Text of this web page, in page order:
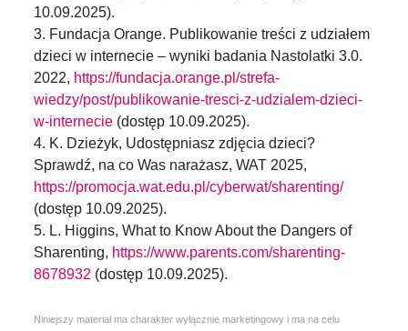
10.09.2025).
3. Fundacja Orange. Publikowanie treści z udziałem
dzieci w internecie – wyniki badania Nastolatki 3.0.
2022, https://fundacja.orange.pl/strefa-
wiedzy/post/publikowanie-tresci-z-udzialem-dzieci-
w-internecie (dostęp 10.09.2025).
4. K. Dzieżyk, Udostępniasz zdjęcia dzieci?
Sprawdź, na co Was narażasz, WAT 2025,
https://promocja.wat.edu.pl/cyberwat/sharenting/
(dostęp 10.09.2025).
5. L. Higgins, What to Know About the Dangers of
Sharenting, https://www.parents.com/sharenting-
8678932 (dostęp 10.09.2025).
Niniejszy materiał ma charakter wyłącznie marketingowy i ma na celu